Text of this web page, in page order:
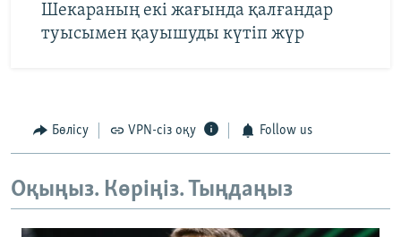
Шекараның екі жағында қалғандар
туысымен қауышуды күтіп жүр
Бөлісу VPN-сіз оқу Follow us
Оқыңыз. Көріңіз. Тыңдаңыз